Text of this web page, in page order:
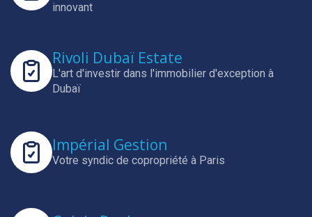
innovant
Rivoli Dubaï Estate
L'art d'investir dans l'immobilier d'exception à
Dubaï
Impérial Gestion
Votre syndic de copropriété à Paris